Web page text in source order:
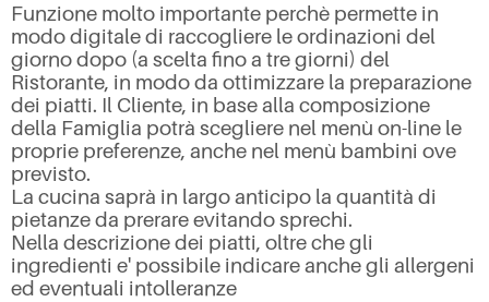
Funzione molto importante perchè permette in
modo digitale di raccogliere le ordinazioni del
giorno dopo (a scelta fino a tre giorni) del
Ristorante, in modo da ottimizzare la preparazione
dei piatti. Il Cliente, in base alla composizione
della Famiglia potrà scegliere nel menù on-line le
proprie preferenze, anche nel menù bambini ove
previsto.
La cucina saprà in largo anticipo la quantità di
pietanze da prerare evitando sprechi.
Nella descrizione dei piatti, oltre che gli
ingredienti e' possibile indicare anche gli allergeni
ed eventuali intolleranze